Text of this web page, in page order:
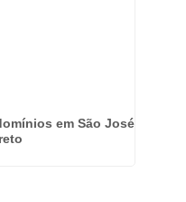
em São José